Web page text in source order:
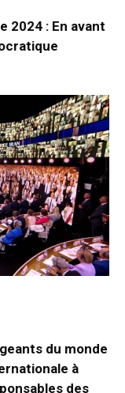
2024 : En avant
du monde
à
des